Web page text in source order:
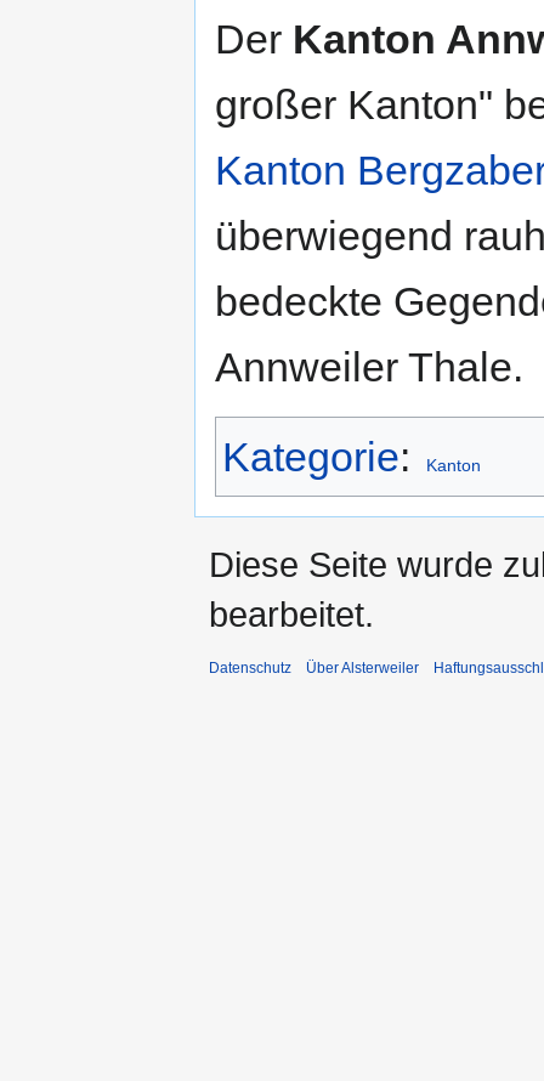
Der Kanton
großer Kanton"
Kanton
überwiegend
bedeckte
Annweiler Thale.
Kategorie: Kanton
Diese Seite wurde
bearbeitet.
Datenschutz Über Alsterweiler